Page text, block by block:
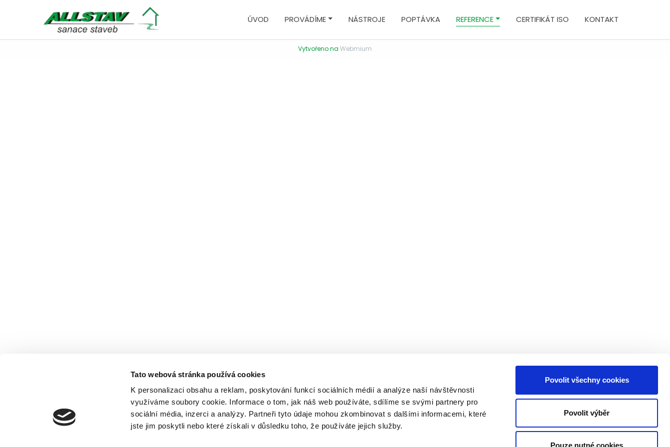
Tato webová stránka používá cookies
K personalizaci obsahu a reklam, poskytování funkcí sociálních médií a analýze naší návštěvnosti
využíváme soubory cookie. Informace o tom, jak náš web používáte, sdílíme se svými partnery pro
sociální média, inzerci a analýzy. Partneři tyto údaje mohou zkombinovat s dalšími informacemi, které
jste jim poskytli nebo které získali v důsledku toho, že používáte jejich služby.
Povolit všechny cookies
Povolit výběr
Pouze nutné cookies
ÚVOD PROVÁDÍME NÁSTROJE POPTÁVKA REFERENCE CERTIFIKÁT ISO KONTAKT
Vytvořeno na Webmium